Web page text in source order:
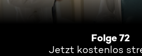
Folge 72
Jetzt kostenlos